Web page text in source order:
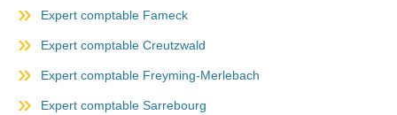
Expert comptable Fameck
Expert comptable Creutzwald
Expert comptable Freyming-Merlebach
Expert comptable Sarrebourg